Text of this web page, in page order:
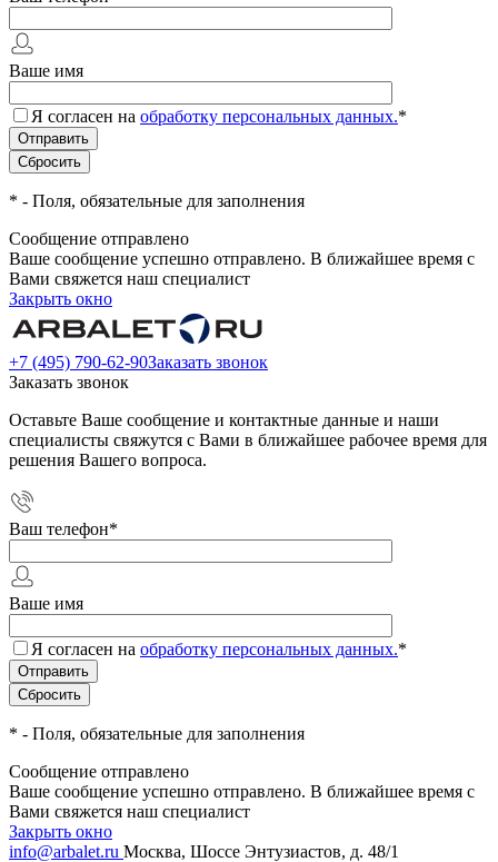
Ваше имя
Я согласен на обработку персональных данных.*
* - Поля, обязательные для заполнения
Сообщение отправлено
Ваше сообщение успешно отправлено. В ближайшее время с
Вами свяжется наш специалист
Закрыть окно
+7 (495) 790-62-90Заказать звонок
Заказать звонок
Оставьте Ваше сообщение и контактные данные и наши
специалисты свяжутся с Вами в ближайшее рабочее время для
решения Вашего вопроса.
Ваш телефон*
Ваше имя
Я согласен на обработку персональных данных.*
* - Поля, обязательные для заполнения
Сообщение отправлено
Ваше сообщение успешно отправлено. В ближайшее время с
Вами свяжется наш специалист
Закрыть окно
info@arbalet.ru Москва, Шоссе Энтузиастов, д. 48/1